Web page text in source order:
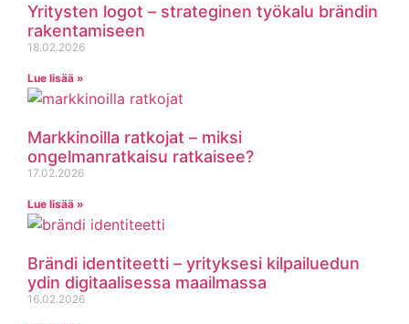
Yritysten logot – strateginen työkalu brändin
rakentamiseen
18.02.2026
Lue lisää »
Markkinoilla ratkojat – miksi
ongelmanratkaisu ratkaisee?
17.02.2026
Lue lisää »
Brändi identiteetti – yrityksesi kilpailuedun
ydin digitaalisessa maailmassa
16.02.2026